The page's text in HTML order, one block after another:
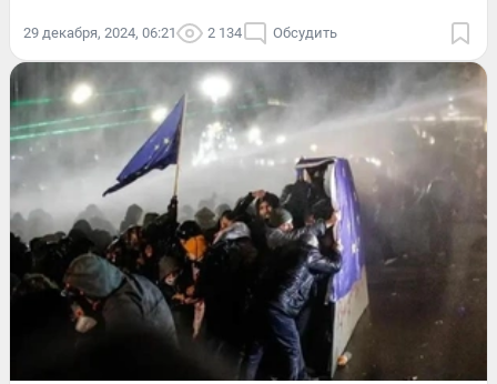
29 декабря, 2024, 06:21 2 134 Обсудить